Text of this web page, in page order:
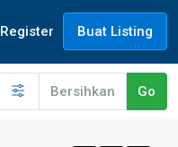
Register Buat Listing
Bersihkan Go